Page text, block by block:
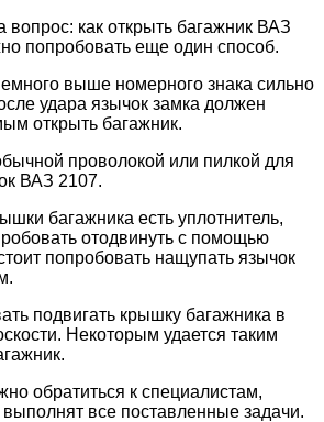
вопрос: как открыть багажник ВАЗ
попробовать еще один способ.
выше номерного знака сильно
удара язычок замка должен
открыть багажник.
проволокой или пилкой для
ВАЗ 2107.
багажника есть уплотнитель,
отодвинуть с помощью
попробовать нащупать язычок
подвигать крышку багажника в
Некоторым удается таким
обратиться к специалистам,
выполнят все поставленные задачи.